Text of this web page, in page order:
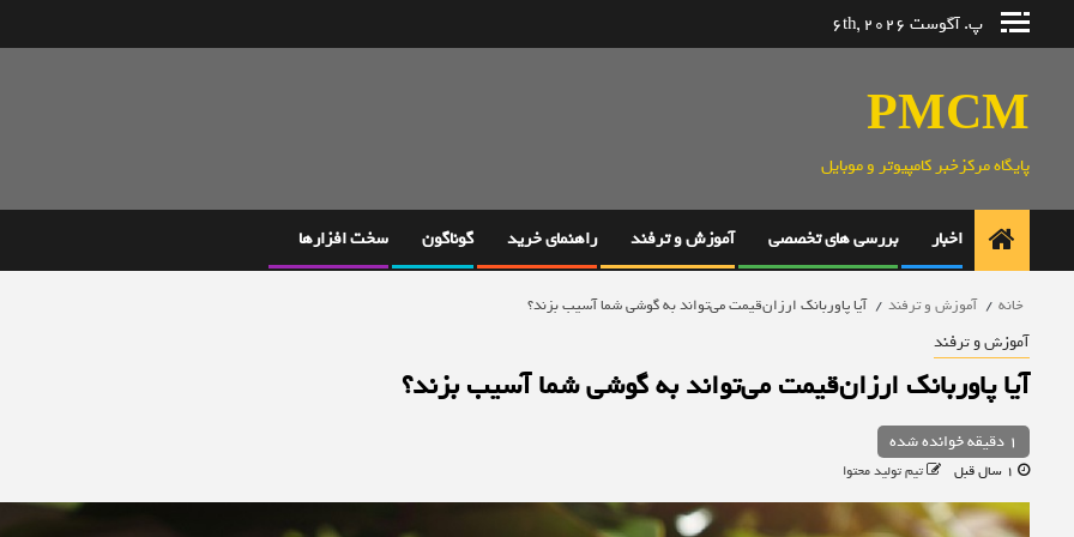
پ. آگوست 6th, 2026
PMCM
پایگاه مرکزخبر کامپیوتر و موبایل
اخبار بررسی های تخصصی آموزش و ترفند راهنمای خرید گوناگون سخت افزارها
خانه آموزش و ترفند آیا پاوربانک ارزان‌قیمت می‌تواند به گوشی شما آسیب بزند؟
آموزش و ترفند
آیا پاوربانک ارزان‌قیمت می‌تواند به گوشی شما آسیب بزند؟
1 دقیقه خوانده شده
تیم تولید محتوا